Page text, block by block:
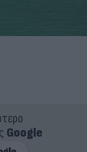
Google